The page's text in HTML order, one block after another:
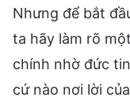
Nhưng để bắt
ta hãy làm rõ
chính nhờ đức
cứ nào nơi lời